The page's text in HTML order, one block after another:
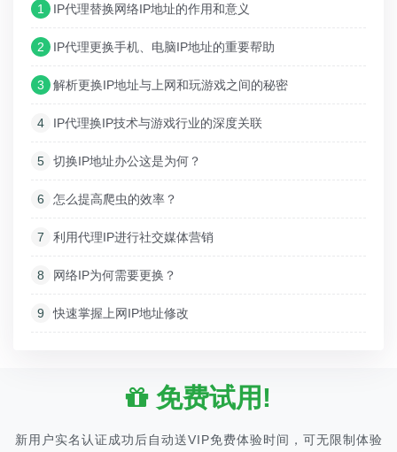
1 IP代理替换网络IP地址的作用和意义
2 IP代理更换手机、电脑IP地址的重要帮助
3 解析更换IP地址与上网和玩游戏之间的秘密
4 IP代理换IP技术与游戏行业的深度关联
5 切换IP地址办公这是为何？
6 怎么提高爬虫的效率？
7 利用代理IP进行社交媒体营销
8 网络IP为何需要更换？
9 快速掌握上网IP地址修改
免费试用!
新用户实名认证成功后自动送VIP免费体验时间，可无限制体验